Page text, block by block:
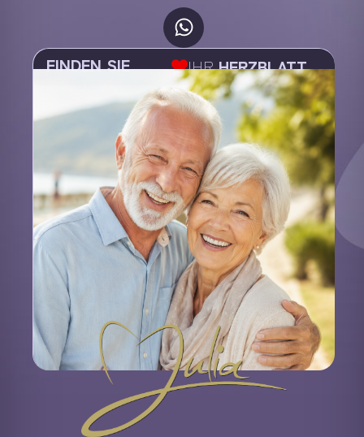
FINDEN SIE IHRHERZBLATT